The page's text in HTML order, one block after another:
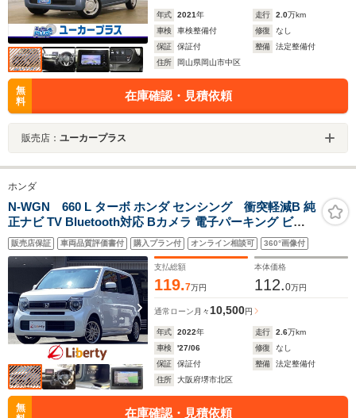
年式 2021年 走行 2.0万km
車検
車検整備付 修復
なし
保証
保証付 整備
法定整備付
住所
岡山県岡山市中区
無
料
在庫確認・見積依頼
販売店： ユーカープラス
ホンダ
N-WGN 660 L ターボ ホンダ センシング 衝突軽減B 純
正ナビ TV Bluetooth対応 Bカメラ 電子パーキング ビル
ドインETC アダプティブクルーズコントロール LEDヘッ
ドライト スマートキー プッシュスタート 前席シートヒー
ター 障害物センサー
販売店保証 車両品質評価書付 購入プラン付 オンライン相談可 360°画像付
支払総額
119.7万円
本体価格
112.0万円
通常ローン 月々 10,500円
年式 2022年 走行 2.6万km
車検
'27/06 修復
なし
保証
保証付 整備
法定整備付
住所
大阪府堺市北区
無
在庫確認・見積依頼